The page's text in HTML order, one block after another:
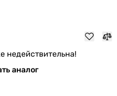
недействительна!
аналог